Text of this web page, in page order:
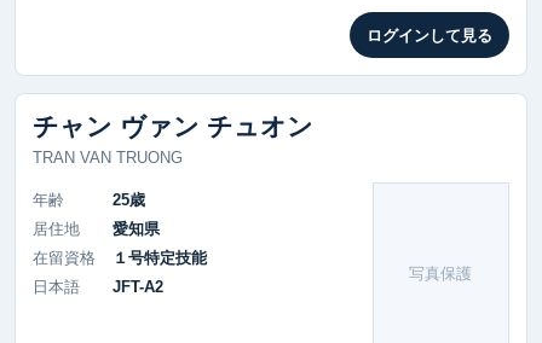
ログインして見る
チャン ヴァン チュオン
TRAN VAN TRUONG
写真保護
年齢
25歳
居住地
愛知県
在留資格
１号特定技能
日本語
JFT-A2